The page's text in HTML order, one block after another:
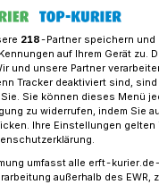
So viel Briefwähler
218-Partner speichern
auf Ihrem Gerät zu.
und unsere Partner
Tracker deaktiviert sind,
Sie können dieses Menü
zu widerrufen, indem Sie
Ihre Einstellungen
umfasst alle erft-
außerhalb des EWR,